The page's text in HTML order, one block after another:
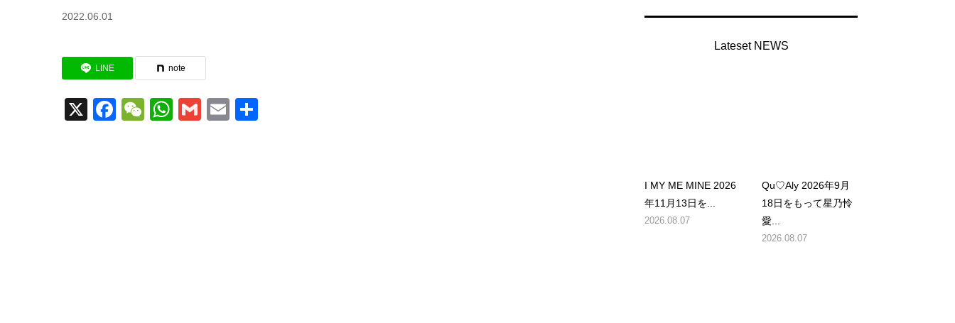
2022.06.01
LINE note
X Facebook
WeChat
WhatsApp
GmailEmail
Lateset NEWS
I MY ME MINE 2026
年11月13日を...
2026.08.07
Qu♡Aly 2026年9月
18日をもって星乃怜
愛...
2026.08.07